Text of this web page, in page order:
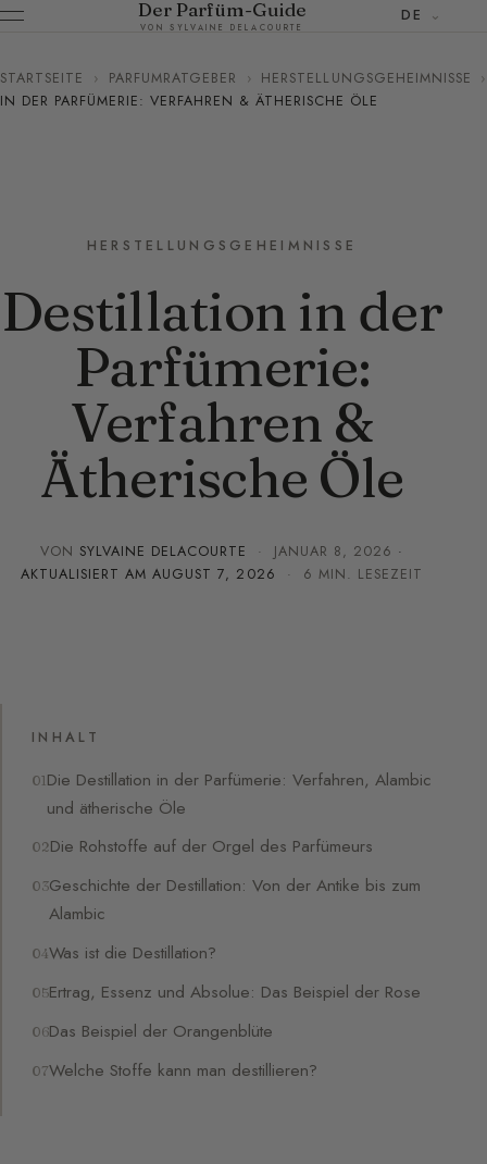
Der Parfüm-Guide
VON SYLVAINE DELACOURTE
DE
STARTSEITE › PARFUMRATGEBER › HERSTELLUNGSGEHEIMNISSE
›
IN DER PARFÜMERIE: VERFAHREN & ÄTHERISCHE ÖLE
HERSTELLUNGSGEHEIMNISSE
Destillation in der
Parfümerie:
Verfahren &
Ätherische Öle
VON SYLVAINE DELACOURTE · JANUAR 8, 2026 ·
AKTUALISIERT AMAUGUST 7, 2026 · 6 MIN. LESEZEIT
INHALT
Die Destillation in der Parfümerie: Verfahren, Alambic
und ätherische Öle
Die Rohstoffe auf der Orgel des Parfümeurs
Geschichte der Destillation: Von der Antike bis zum
Alambic
Was ist die Destillation?
Ertrag, Essenz und Absolue: Das Beispiel der Rose
Das Beispiel der Orangenblüte
Welche Stoffe kann man destillieren?